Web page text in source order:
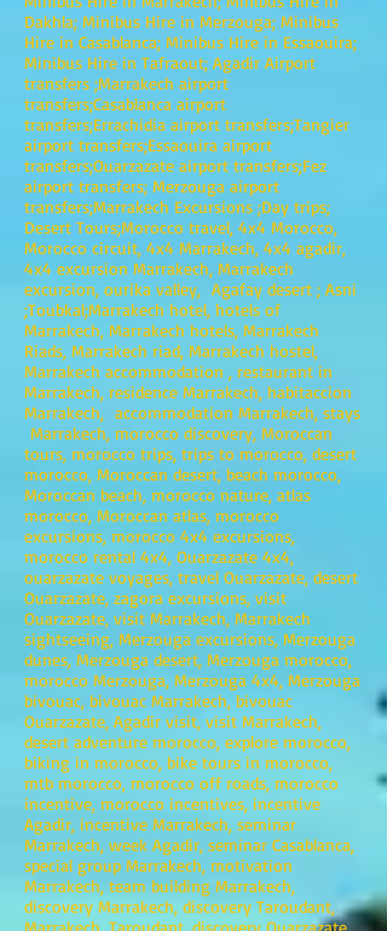
Dakhla; Minibus Hire in Merzouga; Minibus
Hire in Casablanca; Minibus Hire in Essaouira;
Minibus Hire in Tafraout; Agadir Airport
transfers ;Marrakech airport
transfers;Casablanca airport
transfers;Errachidia airport transfers;Tangier
airport transfers;Essaouira airport
transfers;Ouarzazate airport transfers;Fez
airport transfers; Merzouga airport
transfers;Marrakech Excursions ;Day trips;
Desert Tours;Morocco travel, 4x4 Morocco,
Morocco circuit, 4x4 Marrakech, 4x4 agadir,
4x4 excursion Marrakech, Marrakech
excursion, ourika valley, Agafay desert ; Asni
;Toubkal;Marrakech hotel, hotels of
Marrakech, Marrakech hotels, Marrakech
Riads, Marrakech riad, Marrakech hostel,
Marrakech accommodation , restaurant in
Marrakech, residence Marrakech, habitaccion
Marrakech, accommodation Marrakech, stays
Marrakech, morocco discovery, Moroccan
tours, morocco trips, trips to morocco, desert
morocco, Moroccan desert, beach morocco,
Moroccan beach, morocco nature, atlas
morocco, Moroccan atlas, morocco
excursions, morocco 4x4 excursions,
morocco rental 4x4, Ouarzazate 4x4,
ouarzazate voyages, travel Ouarzazate, desert
Ouarzazate, zagora excursions, visit
Ouarzazate, visit Marrakech, Marrakech
sightseeing, Merzouga excursions, Merzouga
dunes, Merzouga desert, Merzouga morocco,
morocco Merzouga, Merzouga 4x4, Merzouga
bivouac, bivouac Marrakech, bivouac
Ouarzazate, Agadir visit, visit Marrakech,
desert adventure morocco, explore morocco,
biking in morocco, bike tours in morocco,
mtb morocco, morocco off roads, morocco
incentive, morocco incentives, incentive
Agadir, incentive Marrakech, seminar
Marrakech, week Agadir, seminar Casablanca,
special group Marrakech, motivation
Marrakech, team building Marrakech,
discovery Marrakech, discovery Taroudant,
Marrakech, Taroudant, discovery Ouarzazate,